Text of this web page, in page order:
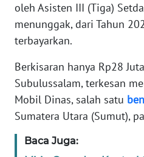
oleh Asisten III (Tiga)
menunggak, dari Tahun
terbayarkan.
Berkisaran hanya Rp28
Subulussalam, terkesan
Mobil Dinas, salah satu
Sumatera Utara (Sumut),
Baca Juga:
REDAKSI
DISCLAIMER
Wahana
Regional